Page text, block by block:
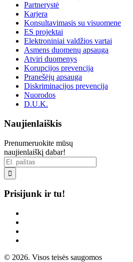
Partnerystė
Karjera
Konsultavimasis su visuomene
ES projektai
Elektroniniai valdžios vartai
Asmens duomenų apsauga
Atviri duomenys
Korupcijos prevencija
Pranešėjų apsauga
Diskriminacijos prevencija
Nuorodos
D.U.K.
Naujienlaiškis
Prenumeruokite mūsų
naujienlaiškį dabar!

Prisijunk ir tu!
© 2026. Visos teisės saugomos